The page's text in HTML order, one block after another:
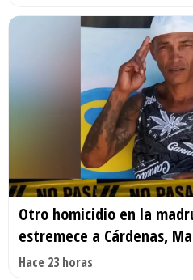
Otro homicidio en la
estremece a Cárdenas,
Hace 23 horas